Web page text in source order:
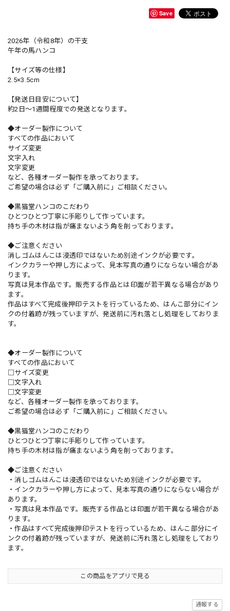
Save
2026年（令和8年）の干支
午年の馬ハンコ
【サイズ等の仕様】
2.5×3.5cm
【発送日目安について】
約2日～1週間程度での発送となります。
◆オーダー製作について
すべての作品において
サイズ変更
文字入れ
文字変更
など、各種オーダー製作を承っております。
ご希望の場合は必ず「ご購入前に」ご相談ください。
◆黒猫堂ハンコのこだわり
ひとつひとつ丁寧に手彫りして作っています。
持ち手の木材は指が痛まないよう角を削っております。
◆ご注意ください
消しゴムはんこは浸透印ではないため別途インクが必要です。
インクカラーや押し方によって、見本写真の通りにならない場合があ
ります。
写真は見本作品です。販売する作品とは印面が若干異なる場合があり
ます。
作品はすべて完成後押印テストを行っているため、はんこ部分にイン
クの付着跡が残っていますが、発送前に汚れ落とし処理をしておりま
す。
◆オーダー製作について
すべての作品において
□サイズ変更
□文字入れ
□文字変更
など、各種オーダー製作を承っております。
ご希望の場合は必ず「ご購入前に」ご相談ください。
◆黒猫堂ハンコのこだわり
ひとつひとつ丁寧に手彫りして作っています。
持ち手の木材は指が痛まないよう角を削っております。
◆ご注意ください
・消しゴムはんこは浸透印ではないため別途インクが必要です。
・インクカラーや押し方によって、見本写真の通りにならない場合が
あります。
・写真は見本作品です。販売する作品とは印面が若干異なる場合があ
ります。
・作品はすべて完成後押印テストを行っているため、はんこ部分にイ
ンクの付着跡が残っていますが、発送前に汚れ落とし処理をしており
ます。
この商品をアプリで見る
通報する